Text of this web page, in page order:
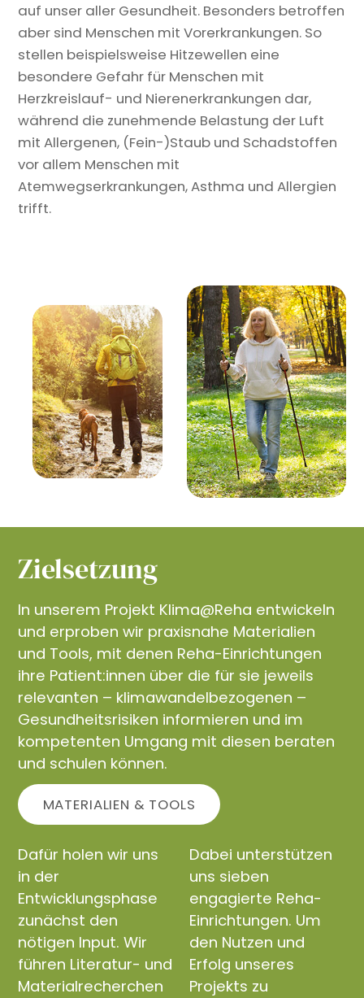
auf unser aller Gesundheit. Besonders betroffen
aber sind Menschen mit Vorerkrankungen. So
stellen beispielsweise Hitzewellen eine
besondere Gefahr für Menschen mit
Herzkreislauf- und Nierenerkrankungen dar,
während die zunehmende Belastung der Luft
mit Allergenen, (Fein-)Staub und Schadstoffen
vor allem Menschen mit
Atemwegserkrankungen, Asthma und Allergien
trifft.
Zielsetzung
In unserem Projekt Klima@Reha entwickeln
und erproben wir praxisnahe Materialien
und Tools, mit denen Reha-Einrichtungen
ihre Patient:innen über die für sie jeweils
relevanten – klimawandelbezogenen –
Gesundheitsrisiken informieren und im
kompetenten Umgang mit diesen beraten
und schulen können.
MATERIALIEN & TOOLS
Dafür holen wir uns
in der
Entwicklungsphase
zunächst den
nötigen Input. Wir
führen Literatur- und
Materialrecherchen
Dabei unterstützen
uns sieben
engagierte Reha-
Einrichtungen. Um
den Nutzen und
Erfolg unseres
Projekts zu